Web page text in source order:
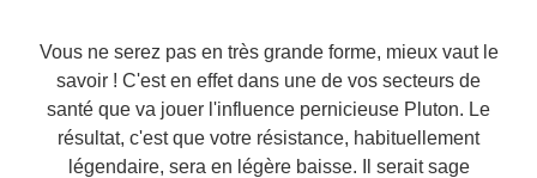
Vous ne serez pas en très grande forme, mieux vaut le
savoir ! C'est en effet dans une de vos secteurs de
santé que va jouer l'influence pernicieuse Pluton. Le
résultat, c'est que votre résistance, habituellement
légendaire, sera en légère baisse. Il serait sage